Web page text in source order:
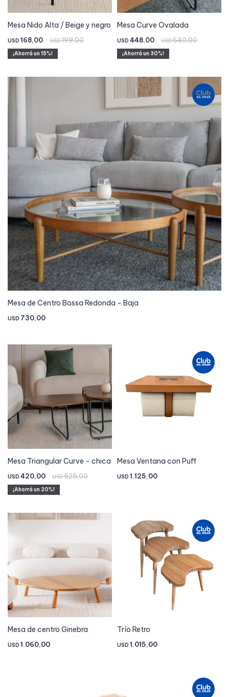
Mesa Nido Alta / Beige y negro
USD 168,00 USD199,00
15
Mesa Curve Ovalada
USD 448,00 USD640,00
30
Mesa de Centro Bossa Redonda - Baja
USD 730,00
Mesa Triangular Curve - chica
USD 420,00 USD525,00
20
Mesa Ventana con Puff
USD 1.125,00
Mesa de centro Ginebra
USD 1.060,00
Trío Retro
USD 1.015,00